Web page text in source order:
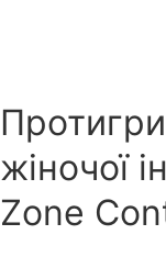
жіночої
Zone